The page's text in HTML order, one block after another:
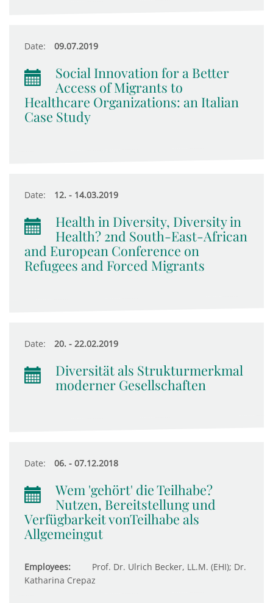
Date: 09.07.2019
Social Innovation for a Better
Access of Migrants to
Healthcare Organizations: an Italian
Case Study
Date: 12. - 14.03.2019
Health in Diversity, Diversity in
Health? 2nd South-East-African
and European Conference on
Refugees and Forced Migrants
Date: 20. - 22.02.2019
Diversität als Strukturmerkmal
moderner Gesellschaften
Date: 06. - 07.12.2018
Wem 'gehört' die Teilhabe?
Nutzen, Bereitstellung und
Verfügbarkeit vonTeilhabe als
Allgemeingut
Employees:
Prof. Dr. Ulrich Becker, LL.M. (EHI); Dr.
Katharina Crepaz